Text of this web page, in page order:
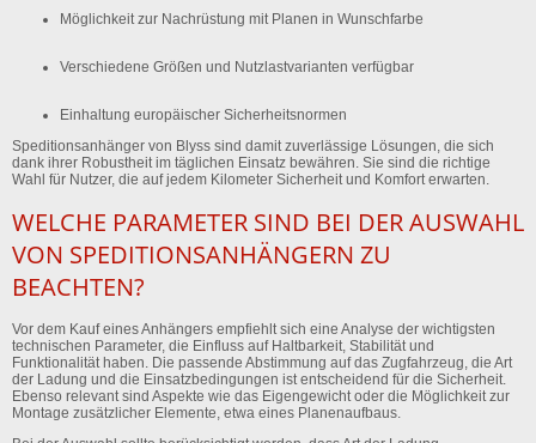
Möglichkeit zur Nachrüstung mit Planen in Wunschfarbe
Verschiedene Größen und Nutzlastvarianten verfügbar
Einhaltung europäischer Sicherheitsnormen
Speditionsanhänger von Blyss sind damit zuverlässige Lösungen, die sich
dank ihrer Robustheit im täglichen Einsatz bewähren. Sie sind die richtige
Wahl für Nutzer, die auf jedem Kilometer Sicherheit und Komfort erwarten.
WELCHE PARAMETER SIND BEI DER AUSWAHL
VON SPEDITIONSANHÄNGERN ZU
BEACHTEN?
Vor dem Kauf eines Anhängers empfiehlt sich eine Analyse der wichtigsten
technischen Parameter, die Einfluss auf Haltbarkeit, Stabilität und
Funktionalität haben. Die passende Abstimmung auf das Zugfahrzeug, die Art
der Ladung und die Einsatzbedingungen ist entscheidend für die Sicherheit.
Ebenso relevant sind Aspekte wie das Eigengewicht oder die Möglichkeit zur
Montage zusätzlicher Elemente, etwa eines Planenaufbaus.